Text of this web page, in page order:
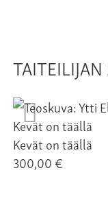
Kevät on täällä
300,00 €